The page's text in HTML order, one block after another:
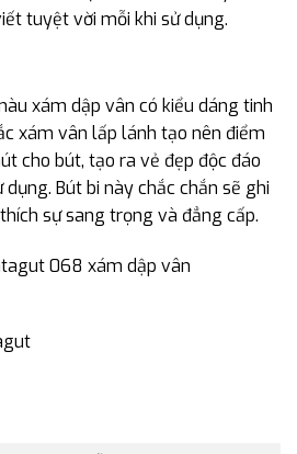
tuyệt vời mỗi khi sử dụng.
xám dập vân có kiểu dáng tinh
xám vân lấp lánh tạo nên điểm
cho bút, tạo ra vẻ đẹp độc đáo
Bút bi này chắc chắn sẽ ghi
sự sang trọng và đẳng cấp.
068 xám dập vân